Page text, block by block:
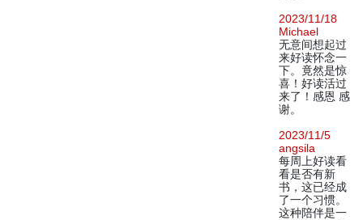
2023/11/18
Michael
无意间想起过
来好读怀念一
下。竟然是惊
喜！好读活过
来了！感恩 感
谢。
2023/11/5
angsila
每周上好读看
看是否有新
书，这已经成
了一个习惯。
这种陪伴是一